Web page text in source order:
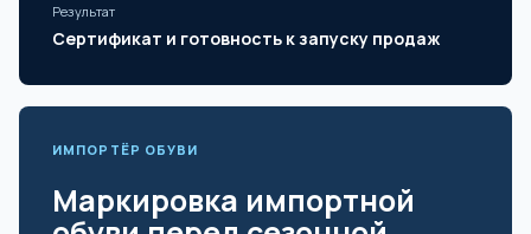
Результат
Сертификат и готовность к запуску продаж
ИМПОРТЁР ОБУВИ
Маркировка импортной